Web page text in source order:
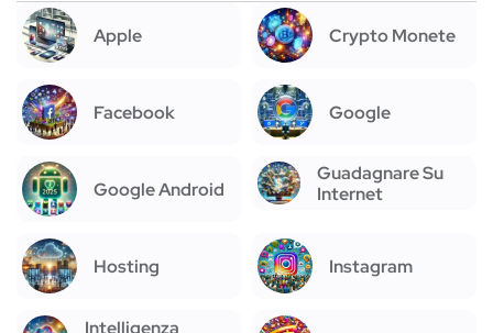
Apple Crypto Monete
Facebook Google
Google Android
Guadagnare Su
Internet
Hosting Instagram
Intelligenza